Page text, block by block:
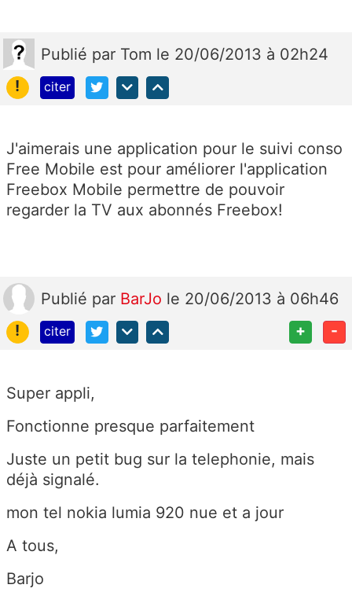
Publié par Tom le 20/06/2013 à 02h24
!
citer
J'aimerais une application pour le suivi conso
Free Mobile est pour améliorer l'application
Freebox Mobile permettre de pouvoir
regarder la TV aux abonnés Freebox!
Publié par BarJo le 20/06/2013 à 06h46
!
citer + -
Super appli,
Fonctionne presque parfaitement
Juste un petit bug sur la telephonie, mais
déjà signalé.
mon tel nokia lumia 920 nue et a jour
A tous,
Barjo